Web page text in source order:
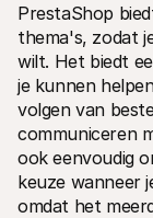
PrestaShop
thema's, zodat
wilt. Het biedt
je kunnen
volgen van
communiceren
ook eenvoudig
keuze wanneer
omdat het